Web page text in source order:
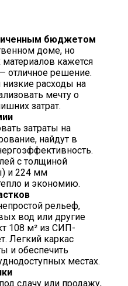
бюджетом
доме, но
кажется
отличное решение.
низкие расходы на
мечту о
затрат.
затраты на
найдут в
с толщиной
и 224 мм
и экономию.
рельеф,
вод или другие
108 м² из СИП-
Легкий каркас
и обеспечить
местах.
сдачу или продажу,